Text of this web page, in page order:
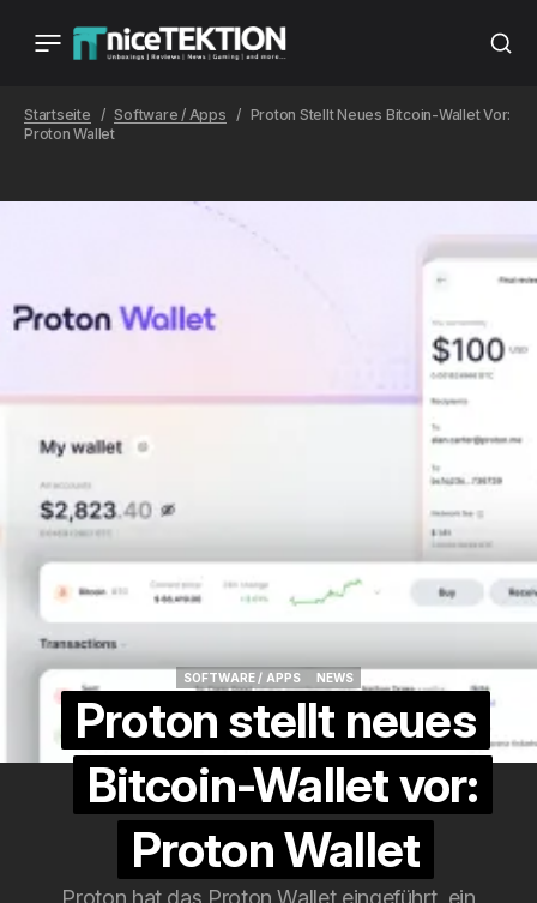
Startseite Software / Apps
Proton Stellt Neues Bitcoin-Wallet Vor:
Proton Wallet
SOFTWARE / APPS
NEWS
Proton stellt neues
Bitcoin-Wallet vor:
Proton Wallet
Proton hat das Proton Wallet eingeführt, ein